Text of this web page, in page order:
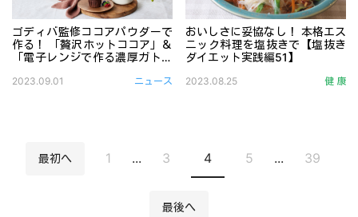
ゴディバ監修ココアパウダーで
作る！ 「贅沢ホットココア」＆
「電子レンジで作る濃厚ガトー
ゴディバ監修ココアパウダーで作るドリンク＆スイーツで
2023.09.01 ニュース
おいしさに妥協なし！ 本格エス
ニック料理を塩抜きで【塩抜き
ダイエット実践編51】
酸味と甘味を合わせると塩
2023.08.25 健 康
最初へ 1 ... 3 4 5 ... 39
最後へ